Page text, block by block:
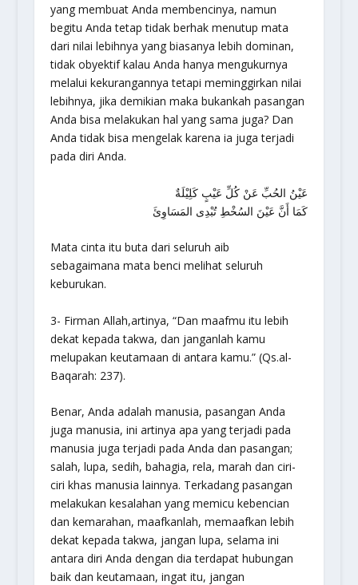
yang membuat Anda membencinya, namun
begitu Anda tetap tidak berhak menutup mata
dari nilai lebihnya yang biasanya lebih dominan,
tidak obyektif kalau Anda hanya mengukurnya
melalui kekurangannya tetapi meminggirkan nilai
lebihnya, jika demikian maka bukankah pasangan
Anda bisa melakukan hal yang sama juga? Dan
Anda tidak bisa mengelak karena ia juga terjadi
pada diri Anda.
عَيْنُ الحُبِّ عَنْ كُلِّ عَيْبٍ كَلِيْلَةٌ
كَمَا أَنَّ عَيْنَ السُخْطِ تُبْدِى المَسَاوِئَ
Mata cinta itu buta dari seluruh aib
sebagaimana mata benci melihat seluruh
keburukan.
3- Firman Allah,artinya, “Dan maafmu itu lebih
dekat kepada takwa, dan janganlah kamu
melupakan keutamaan di antara kamu.” (Qs.al-
Baqarah: 237).
Benar, Anda adalah manusia, pasangan Anda
juga manusia, ini artinya apa yang terjadi pada
manusia juga terjadi pada Anda dan pasangan;
salah, lupa, sedih, bahagia, rela, marah dan ciri-
ciri khas manusia lainnya. Terkadang pasangan
melakukan kesalahan yang memicu kebencian
dan kemarahan, maafkanlah, memaafkan lebih
dekat kepada takwa, jangan lupa, selama ini
antara diri Anda dengan dia terdapat hubungan
baik dan keutamaan, ingat itu, jangan